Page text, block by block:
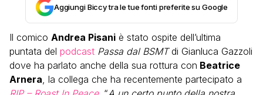
Aggiungi Biccy tra le tue fonti preferite su Google
Il comico Andrea Pisani è stato ospite dell’ultima
puntata del podcast Passa dal BSMTdi Gianluca Gazzoli
dove ha parlato anche della sua rottura con Beatrice
Arnera, la collega che ha recentemente partecipato a